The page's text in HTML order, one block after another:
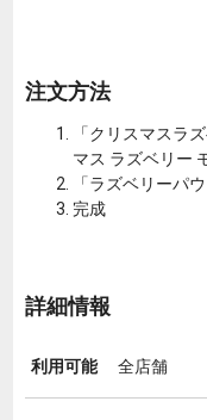
注文方法
「クリスマスラ
マス ラズベリー
「ラズベリーパ
完成
詳細情報
利用可能 全店舗